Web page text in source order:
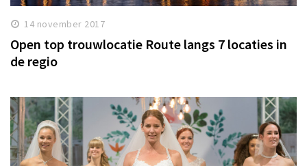
14 november 2017
Open top trouwlocatie Route langs 7 locaties in
de regio